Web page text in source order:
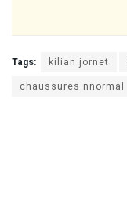
Tags: kilian jornet
chaussures nnormal